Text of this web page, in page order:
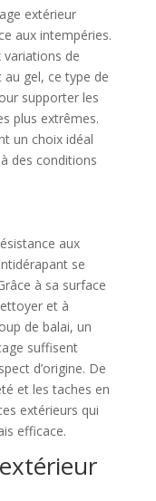
extérieur
aux intempéries.
variations de
gel, ce type de
supporter les
plus extrêmes.
un choix idéal
des conditions
aux
se
à sa surface
et à
de balai, un
suffisent
d’origine. De
et les taches en
extérieurs qui
efficace.